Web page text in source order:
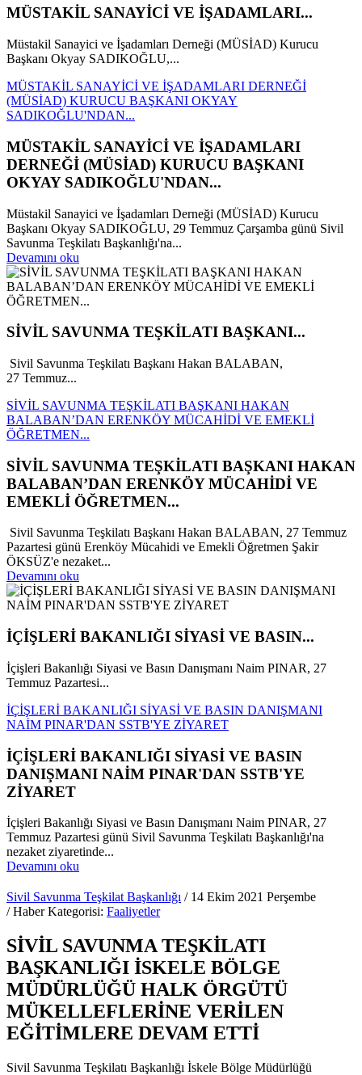
MÜSTAKİL SANAYİCİ VE İŞADAMLARI...
Müstakil Sanayici ve İşadamları Derneği (MÜSİAD) Kurucu
Başkanı Okyay SADIKOĞLU,...
MÜSTAKİL SANAYİCİ VE İŞADAMLARI DERNEĞİ
(MÜSİAD) KURUCU BAŞKANI OKYAY
SADIKOĞLU'NDAN...
MÜSTAKİL SANAYİCİ VE İŞADAMLARI
DERNEĞİ (MÜSİAD) KURUCU BAŞKANI
OKYAY SADIKOĞLU'NDAN...
Müstakil Sanayici ve İşadamları Derneği (MÜSİAD) Kurucu
Başkanı Okyay SADIKOĞLU, 29 Temmuz Çarşamba günü Sivil
Savunma Teşkilatı Başkanlığı'na...
Devamını oku
SİVİL SAVUNMA TEŞKİLATI BAŞKANI...
Sivil Savunma Teşkilatı Başkanı Hakan BALABAN,
27 Temmuz...
SİVİL SAVUNMA TEŞKİLATI BAŞKANI HAKAN
BALABAN’DAN ERENKÖY MÜCAHİDİ VE EMEKLİ
ÖĞRETMEN...
SİVİL SAVUNMA TEŞKİLATI BAŞKANI HAKAN
BALABAN’DAN ERENKÖY MÜCAHİDİ VE
EMEKLİ ÖĞRETMEN...
Sivil Savunma Teşkilatı Başkanı Hakan BALABAN, 27 Temmuz
Pazartesi günü Erenköy Mücahidi ve Emekli Öğretmen Şakir
ÖKSÜZ'e nezaket...
Devamını oku
İÇİŞLERİ BAKANLIĞI SİYASİ VE BASIN...
İçişleri Bakanlığı Siyasi ve Basın Danışmanı Naim PINAR, 27
Temmuz Pazartesi...
İÇİŞLERİ BAKANLIĞI SİYASİ VE BASIN DANIŞMANI
NAİM PINAR'DAN SSTB'YE ZİYARET
İÇİŞLERİ BAKANLIĞI SİYASİ VE BASIN
DANIŞMANI NAİM PINAR'DAN SSTB'YE
ZİYARET
İçişleri Bakanlığı Siyasi ve Basın Danışmanı Naim PINAR, 27
Temmuz Pazartesi günü Sivil Savunma Teşkilatı Başkanlığı'na
nezaket ziyaretinde...
Devamını oku
Sivil Savunma Teşkilat Başkanlığı / 14 Ekim 2021 Perşembe
/ Haber Kategorisi: Faaliyetler
SİVİL SAVUNMA TEŞKİLATI
BAŞKANLIĞI İSKELE BÖLGE
MÜDÜRLÜĞÜ HALK ÖRGÜTÜ
MÜKELLEFLERİNE VERİLEN
EĞİTİMLERE DEVAM ETTİ
Sivil Savunma Teşkilatı Başkanlığı İskele Bölge Müdürlüğü